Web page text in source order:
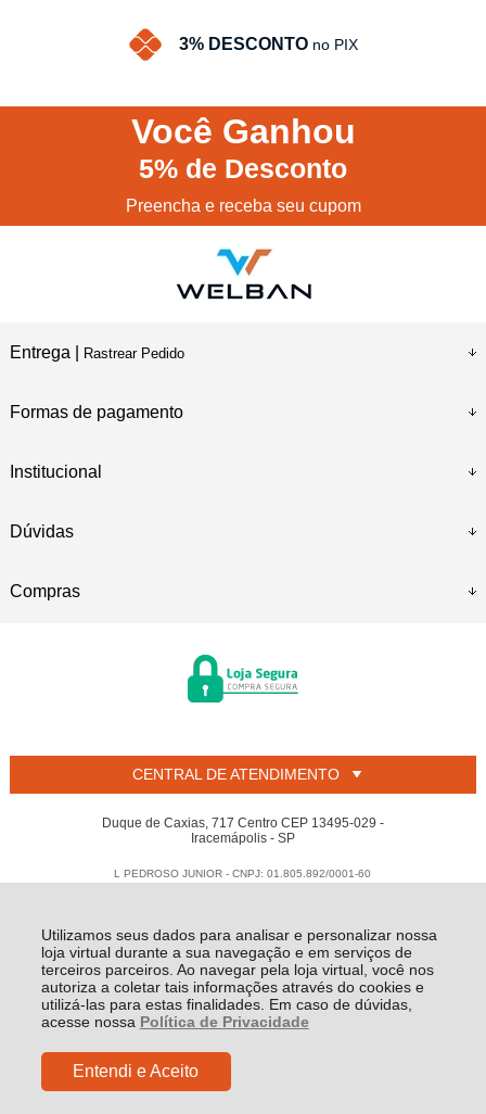
Utilizamos seus dados para analisar e personalizar nossa
loja virtual durante a sua navegação e em serviços de
terceiros parceiros. Ao navegar pela loja virtual, você nos
autoriza a coletar tais informações através do cookies e
utilizá-las para estas finalidades. Em caso de dúvidas,
acesse nossa Política de Privacidade
Entendi e Aceito
3% DESCONTO no PIX
Você Ganhou
5% de Desconto
Preencha e receba seu cupom
Entrega | Rastrear Pedido
Formas de pagamento
Institucional
Dúvidas
Compras
CENTRAL DE ATENDIMENTO
Duque de Caxias, 717 Centro CEP 13495-029 -
Iracemápolis - SP
L PEDROSO JUNIOR - CNPJ: 01.805.892/0001-60